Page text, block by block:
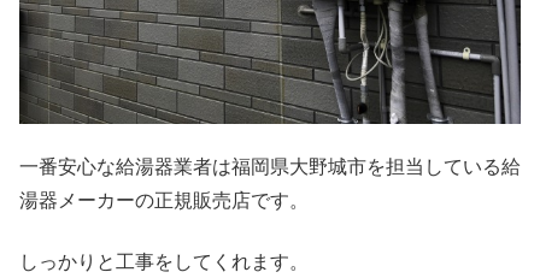
一番安心な給湯器業者は福岡県大野城市を担当している給
湯器メーカーの正規販売店です。
しっかりと工事をしてくれます。